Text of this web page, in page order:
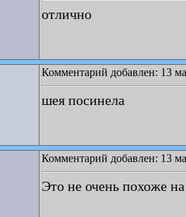
отлично
Комментарий добавлен: 13
шея посинела
Комментарий добавлен: 13
Это не очень похоже на